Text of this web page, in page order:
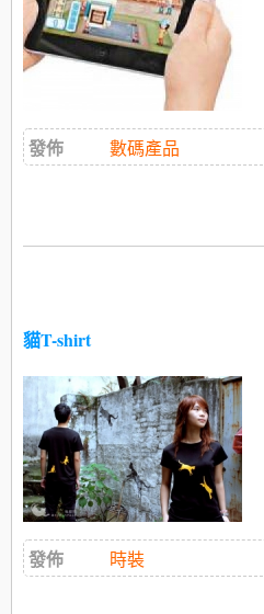
發佈 數碼產品
貓T-shirt
發佈 時裝